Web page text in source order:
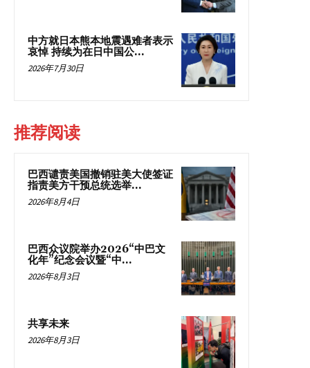
中方就日本熊本地震遇难者表示
哀悼 持续为在日中国公...
2026年7月30日
推荐阅读
巴西谴责美国撤销驻美大使签证
指责美方干预总统选举...
2026年8月4日
巴西众议院举办2026“中巴文
化年”纪念会议暨“中...
2026年8月3日
共享未来
2026年8月3日